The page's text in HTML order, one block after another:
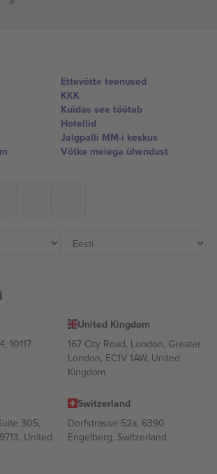
Ettevõtte teenused
KKK
Kuidas see töötab
Hotellid
Jalgpalli MM-i keskus
Võtke meiega ühendust
10117
United Kingdom
167 City Road, London, Greater
London, EC1V 1AW, United
Kingdom
305,
United
Switzerland
Dorfstrasse 52a, 6390
Engelberg, Switzerland